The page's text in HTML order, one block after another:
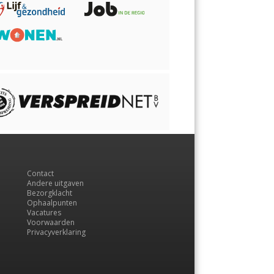
Contact
Andere uitgaven
Bezorgklacht
Ophaalpunten
Vacatures
Voorwaarden
Privacyverklaring